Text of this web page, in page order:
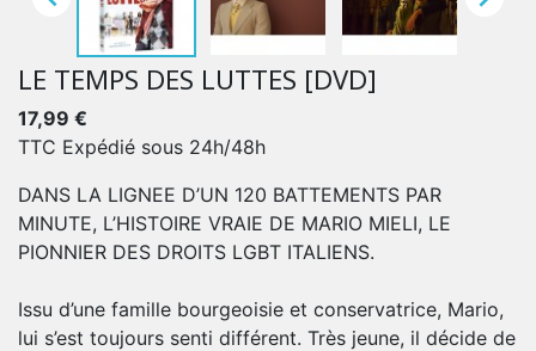
LE TEMPS DES LUTTES [DVD]
17,99 €
TTC Expédié sous 24h/48h
DANS LA LIGNEE D’UN 120 BATTEMENTS PAR
MINUTE, L’HISTOIRE VRAIE DE MARIO MIELI, LE
PIONNIER DES DROITS LGBT ITALIENS.
Issu d’une famille bourgeoisie et conservatrice, Mario,
lui s’est toujours senti différent. Très jeune, il décide de